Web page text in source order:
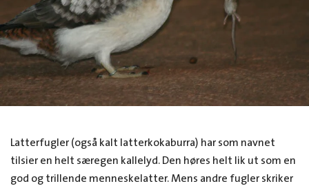
Latterfugler (også kalt latterkokaburra) har som navnet
tilsier en helt særegen kallelyd. Den høres helt lik ut som en
god og trillende menneskelatter. Mens andre fugler skriker